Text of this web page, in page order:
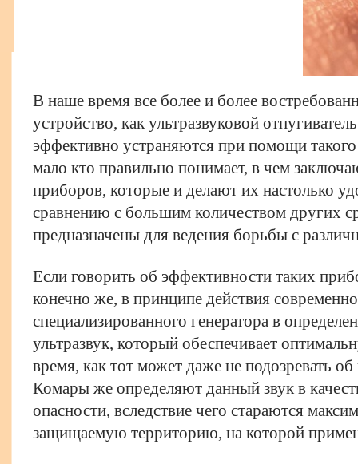
В наше время все более и более
устройство, как ультразвуковой
эффективно устраняются при помощи
мало кто правильно понимает, в чем
приборов, которые и делают их настолько
сравнению с большим количеством других
предназначены для ведения борьбы с
Если говорить об эффективности таких
конечно же, в принципе действия
специализированного генератора в
ультразвук, который обеспечивает
время, как тот может даже не подозревать
Комары же определяют данный звук в
опасности, вследствие чего стараются
защищаемую территорию, на которой